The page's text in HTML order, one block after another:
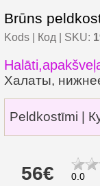
Brūns
Kods | Код | SKU:
Халаты,
Peldkostīmi |
56€ 0.0